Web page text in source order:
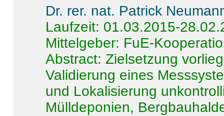
Dr. rer. nat. Patrick
Laufzeit: 01.03.2015-
Mittelgeber: FuE-
Abstract:Zielsetzung
Validierung eines
und Lokalisierung
Mülldeponien,